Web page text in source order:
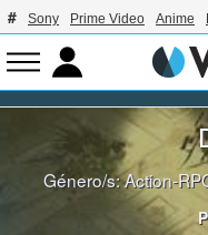
Sony Prime Video Anime
Género/s:Action-